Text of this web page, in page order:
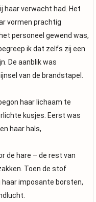
haar verwacht had. Het
vormen prachtig
personeel gewend was,
ik dat zelfs zij een
De aanblik was
van de brandstapel.
haar lichaam te
kusjes. Eerst was
haar hals,
de hare – de rest van
Toen de stof
haar imposante borsten,